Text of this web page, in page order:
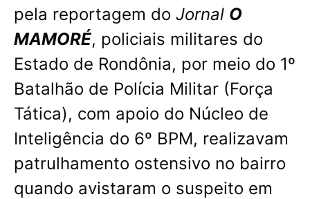
pela reportagem do Jornal O
MAMORÉ, policiais militares do
Estado de Rondônia, por meio do 1º
Batalhão de Polícia Militar (Força
Tática), com apoio do Núcleo de
Inteligência do 6º BPM, realizavam
patrulhamento ostensivo no bairro
quando avistaram o suspeito em